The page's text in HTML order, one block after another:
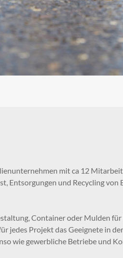
mit ca 12
Entsorgungen und Recycling von
Container oder Mulden
jedes Projekt das Geeignete in
wie gewerbliche Betriebe und